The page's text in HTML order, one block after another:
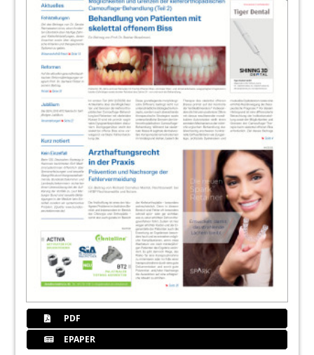
Innovation und Information
Praxismanagement: Keine
Personalengpässe und Überschneidungen
mehr
Doris Stempfle
Haferkamps Expertentipp (2)
Wolfgang Haferkamp M.A.
Events: Interdisziplinärer Weitblick am
Matterhorn
Redaktion
Redaktion
Produkte
Redaktion
PDF
EPAPER